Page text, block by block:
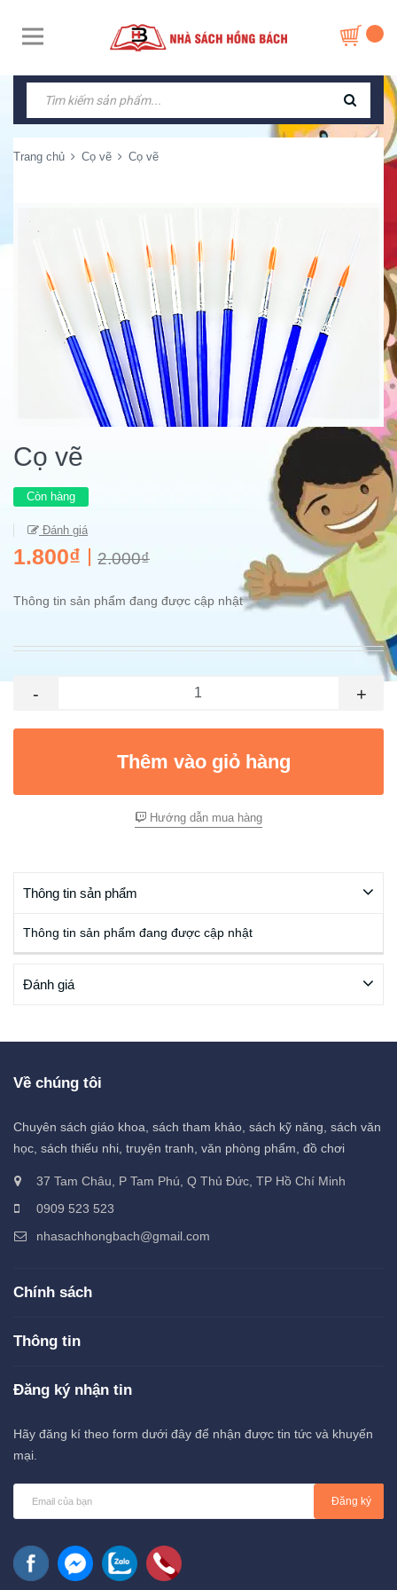
Trang chủ Cọ vẽ Cọ vẽ
Cọ vẽ
Còn hàng
Đánh giá
1.800₫ 2.000₫
Thông tin sản phẩm đang được cập nhật
- +
Thêm vào giỏ hàng
Hướng dẫn mua hàng
Thông tin sản phẩm
Thông tin sản phẩm đang được cập nhật
Đánh giá
Về chúng tôi
Chuyên sách giáo khoa, sách tham khảo, sách kỹ năng, sách văn
học, sách thiếu nhi, truyện tranh, văn phòng phẩm, đồ chơi
37 Tam Châu, P Tam Phú, Q Thủ Đức, TP Hồ Chí Minh
0909 523 523
nhasachhongbach@gmail.com
Chính sách
Thông tin
Đăng ký nhận tin
Hãy đăng kí theo form dưới đây để nhận được tin tức và khuyến
mại.
Đăng ký